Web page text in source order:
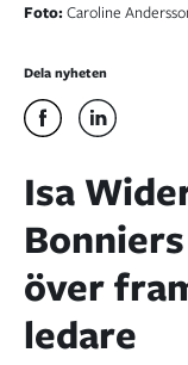
Foto:Caroline
Dela nyheten
Isa
över
ledare